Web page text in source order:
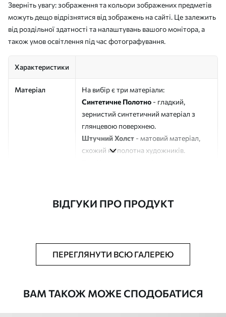
Зверніть увагу: зображення та кольори зображених предметів
можуть дещо відрізнятися від зображень на сайті. Це залежить
від роздільної здатності та налаштувань вашого монітора, а
також умов освітлення під час фотографування.
Характеристики
Матеріал
На вибір є три матеріали:
Синтетичне Полотно - гладкий,
зернистий синтетичний матеріал з
глянцевою поверхнею.
Штучний Холст - матовий матеріал,
схожий на полотна художників.
Додатково Можна додати лакове покриття.
ВІДГУКИ ПРО ПРОДУКТ
ПЕРЕГЛЯНУТИ ВСЮ ГАЛЕРЕЮ
ВАМ ТАКОЖ МОЖЕ СПОДОБАТИСЯ